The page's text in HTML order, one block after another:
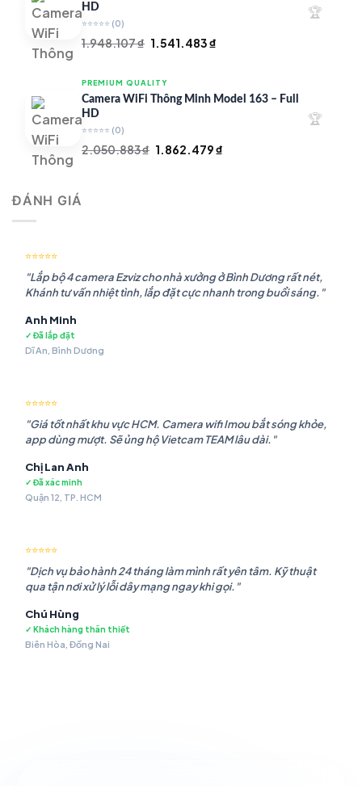
HD
⭐⭐⭐⭐⭐ (0)
1.948.107₫ Giá
là:
1.948.107 ₫.
1.541.483₫
là:
🏆
PREMIUM QUALITY
Camera WiFi Thông Minh Model 163 – Full
HD
⭐⭐⭐⭐⭐ (0)
2.050.883₫ Giá
1.862.479₫
🏆
ĐÁNH GIÁ
⭐⭐⭐⭐⭐
"Lắp bộ 4 camera Ezviz cho nhà xưởng ở Bình Dương rất nét,
Khánh tư vấn nhiệt tình, lắp đặt cực nhanh trong buổi sáng."
Anh Minh
✓ Đã lắp đặt
Dĩ An, Bình Dương
⭐⭐⭐⭐⭐
"Giá tốt nhất khu vực HCM. Camera wifi Imou bắt sóng khỏe,
app dùng mượt. Sẽ ủng hộ Vietcam TEAM lâu dài."
Chị Lan Anh
✓ Đã xác minh
Quận 12, TP. HCM
⭐⭐⭐⭐⭐
"Dịch vụ bảo hành 24 tháng làm mình rất yên tâm. Kỹ thuật
qua tận nơi xử lý lỗi dây mạng ngay khi gọi."
Chú Hùng
✓ Khách hàng thân thiết
Biên Hòa, Đồng Nai